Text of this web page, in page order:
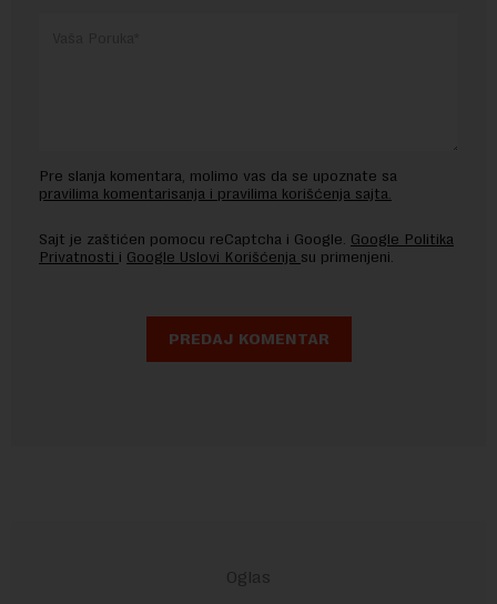
Pre slanja komentara, molimo vas da se upoznate sa
pravilima komentarisanja i pravilima korišćenja sajta.
Sajt je zaštićen pomocu reCaptcha i Google. Google Politika
Privatnosti i Google Uslovi Korišćenja su primenjeni.